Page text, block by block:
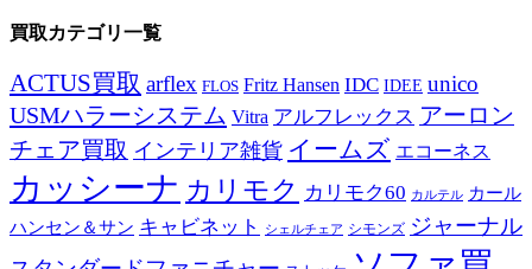
買取カテゴリ一覧
ACTUS買取 arflex FLOS Fritz Hansen IDC IDEE unico
USMハラーシステム Vitra アルフレックス アーロン
チェア買取 インテリア雑貨 イームズ エコーネス
カッシーナ カリモク カリモク60 カルテル カール
ハンセン＆サン キャビネット シェルチェア シモンズ ジャーナル